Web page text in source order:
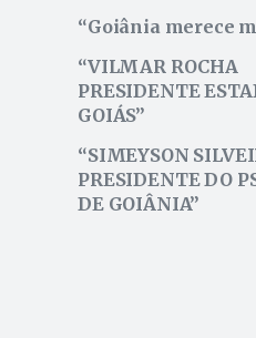
Goiânia merece
VILMAR ROCHA
PRESIDENTE
GOIÁS
SIMEYSON
PRESIDENTE DO
DE GOIÂNIA